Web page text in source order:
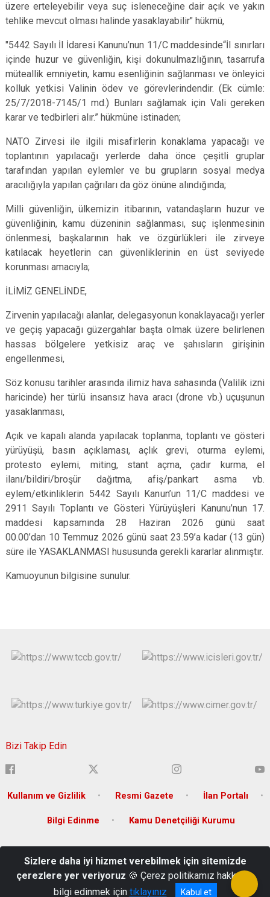
üzere erteleyebilir veya suç isleneceğine dair açık ve yakın
tehlike mevcut olması halinde yasaklayabilir" hükmü,
"5442 Sayılı İl İdaresi Kanunu’nun 11/C maddesinde“İl sınırları
içinde huzur ve güvenliğin, kişi dokunulmazlığının, tasarrufa
müteallik emniyetin, kamu esenliğinin sağlanması ve önleyici
kolluk yetkisi Valinin ödev ve görevlerindendir. (Ek cümle:
25/7/2018-7145/1 md.) Bunları sağlamak için Vali gereken
karar ve tedbirleri alır.” hükmüne istinaden;
NATO Zirvesi ile ilgili misafirlerin konaklama yapacağı ve
toplantının yapılacağı yerlerde daha önce çeşitli gruplar
tarafından yapılan eylemler ve bu grupların sosyal medya
aracılığıyla yapılan çağrıları da göz önüne alındığında;
Milli güvenliğin, ülkemizin itibarının, vatandaşların huzur ve
güvenliğinin, kamu düzeninin sağlanması, suç işlenmesinin
önlenmesi, başkalarının hak ve özgürlükleri ile zirveye
katılacak heyetlerin can güvenliklerinin en üst seviyede
korunması amacıyla;
İLİMİZ GENELİNDE,
Zirvenin yapılacağı alanlar, delegasyonun konaklayacağı yerler
ve geçiş yapacağı güzergahlar başta olmak üzere belirlenen
hassas bölgelere yetkisiz araç ve şahısların girişinin
engellenmesi,
Söz konusu tarihler arasında ilimiz hava sahasında (Valilik izni
haricinde) her türlü insansız hava aracı (drone vb.) uçuşunun
yasaklanması,
Açık ve kapalı alanda yapılacak toplanma, toplantı ve gösteri
yürüyüşü, basın açıklaması, açlık grevi, oturma eylemi,
protesto eylemi, miting, stant açma, çadır kurma, el
ilanı/bildiri/broşür dağıtma, afiş/pankart asma vb.
eylem/etkinliklerin 5442 Sayılı Kanun’un 11/C maddesi ve
2911 Sayılı Toplantı ve Gösteri Yürüyüşleri Kanunu’nun 17.
maddesi kapsamında 28 Haziran 2026 günü saat
00.00’dan 10 Temmuz 2026 günü saat 23.59’a kadar (13 gün)
süre ile YASAKLANMASI hususunda gerekli kararlar alınmıştır.
Kamuoyunun bilgisine sunulur.
Bizi Takip Edin
Kullanım ve Gizlilik Resmi Gazete İlan Portalı
Bilgi Edinme Kamu Denetçiliği Kurumu
Çankaya/ANKARA
+90 (312) 306 66 66
Sizlere daha iyi hizmet verebilmek için sitemizde
çerezlere yer veriyoruz 🍪 Çerez politikamız hakkında
bilgi edinmek için tıklayınız Kabul et